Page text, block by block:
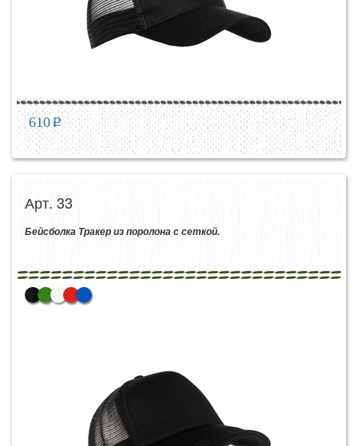
610p
Арт. 33
Бейсболка Тракер из поролона с сеткой.